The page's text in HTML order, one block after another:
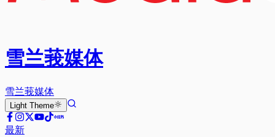
雪兰莪媒体
雪兰莪媒体
Light Theme
最新